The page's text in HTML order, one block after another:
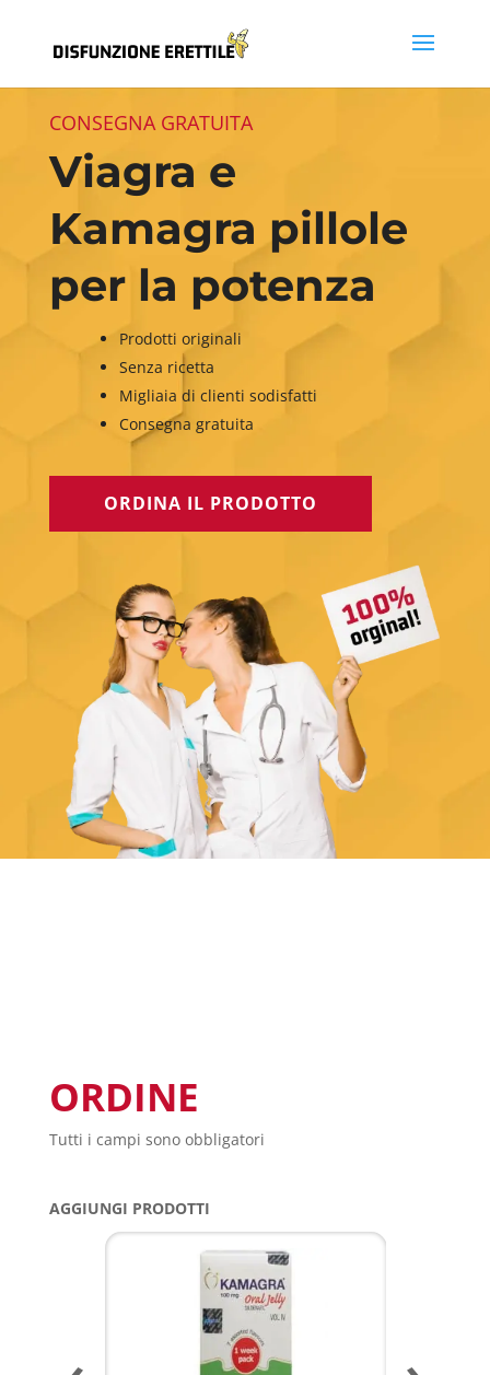
CONSEGNA GRATUITA
Viagra e
Kamagra pillole
per la potenza
Prodotti originali
Senza ricetta
Migliaia di clienti sodisfatti
Consegna gratuita
ORDINA IL PRODOTTO
ORDINE
Tutti i campi sono obbligatori
AGGIUNGI PRODOTTI